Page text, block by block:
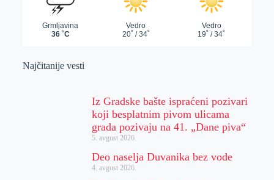
Najčitanije vesti
Iz Gradske bašte ispraćeni pozivari
koji besplatnim pivom ulicama
grada pozivaju na 41. „Dane piva“
5. avgust 2026.
Deo naselja Duvanika bez vode
4. avgust 2026.